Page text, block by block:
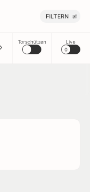
FILTERN
Torschützen
Live
0